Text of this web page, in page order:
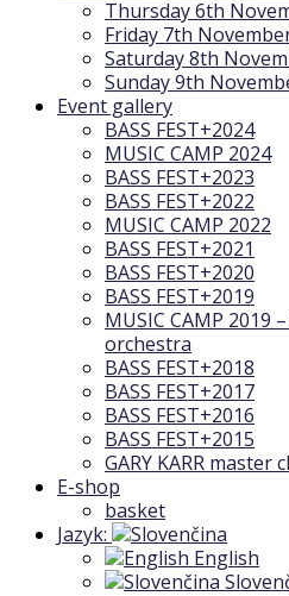
Thursday 6th
Friday 7th
Saturday 8th
Sunday 9th
Event gallery
BASS FEST+2024
MUSIC CAMP 2024
BASS FEST+2023
BASS FEST+2022
MUSIC CAMP 2022
BASS FEST+2021
BASS FEST+2020
BASS FEST+2019
MUSIC CAMP 2019
orchestra
BASS FEST+2018
BASS FEST+2017
BASS FEST+2016
BASS FEST+2015
GARY KARR master
E-shop
basket
Jazyk:
English